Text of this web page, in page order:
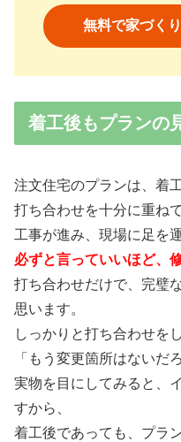
無料で家づく
着工後もプランの
注文住宅のプランは、着
打ち合わせを十分に重ね
工事が進み、現場に足を
必ずと言っていいほど、
打ち合わせだけで、完璧
思います。
しっかりと打ち合わせをし
「もう変更箇所はないだ
実物を目にしてみると、
すから、
着工後であっても、プラ